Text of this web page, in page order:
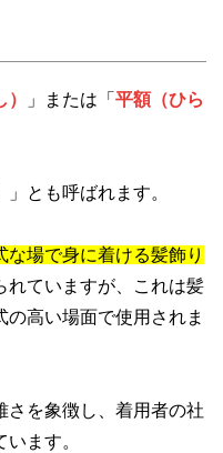
」または「 平額（ひら
」とも呼ばれます。
場で身に着ける髪飾り
れていますが、これは髪
高い場面で使用されま
さを象徴し、着用者の社
ます。